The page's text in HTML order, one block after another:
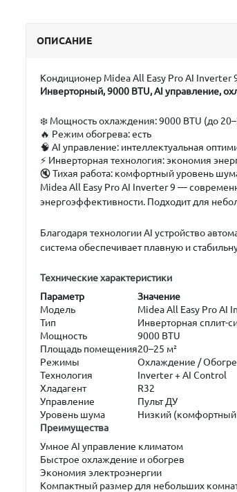
ОПИСАНИЕ
Кондиционер Midea All Easy Pro AI Inverter
Инверторный, 9000 BTU, AI управление,
❄️ Мощность охлаждения:9000 BTU (до
🔥 Режим обогрева:есть
🧠 AI управление: интеллектуальная
⚡ Инверторная технология:экономия
🔇Тихая работа: комфортный уровень
Midea All Easy Pro AI Inverter 9 —
энергоэффективности. Подходит для
Благодаря технологии AI устройство
система обеспечивает плавную и
Технические характеристики
Параметр
Значение
Модель
Midea All Easy Pro AI
Тип
Инверторная сплит-
Мощность
9000 BTU
Площадь помещения20–25 м²
Режимы
Охлаждение /
Технология
Inverter + AI Control
Хладагент
R32
Управление
Пульт ДУ
Уровень шума
Низкий
Преимущества
Умное AI управление климатом
Быстрое охлаждение и обогрев
Экономия электроэнергии
Компактный размер для небольших